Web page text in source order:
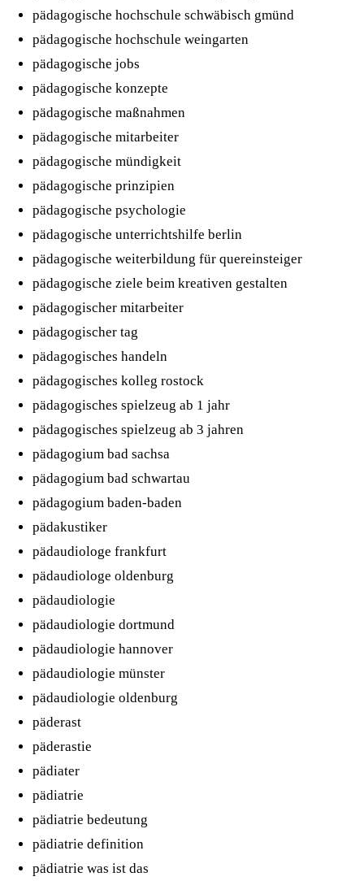
pädagogische hochschule schwäbisch gmünd
pädagogische hochschule weingarten
pädagogische jobs
pädagogische konzepte
pädagogische maßnahmen
pädagogische mitarbeiter
pädagogische mündigkeit
pädagogische prinzipien
pädagogische psychologie
pädagogische unterrichtshilfe berlin
pädagogische weiterbildung für quereinsteiger
pädagogische ziele beim kreativen gestalten
pädagogischer mitarbeiter
pädagogischer tag
pädagogisches handeln
pädagogisches kolleg rostock
pädagogisches spielzeug ab 1 jahr
pädagogisches spielzeug ab 3 jahren
pädagogium bad sachsa
pädagogium bad schwartau
pädagogium baden-baden
pädakustiker
pädaudiologe frankfurt
pädaudiologe oldenburg
pädaudiologie
pädaudiologie dortmund
pädaudiologie hannover
pädaudiologie münster
pädaudiologie oldenburg
päderast
päderastie
pädiater
pädiatrie
pädiatrie bedeutung
pädiatrie definition
pädiatrie was ist das